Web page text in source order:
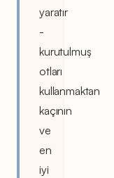
yaratır
-
kurutulmuş
otları
kullanmaktan
kaçının
ve
en
iyi